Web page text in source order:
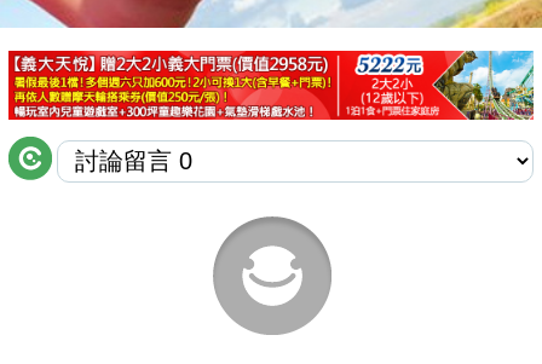
推薦景點
討論區
聯絡我們